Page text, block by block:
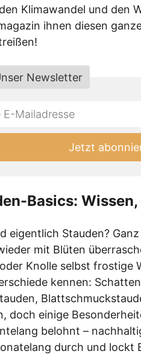
Klimawandel und den
ihnen diesen
Newsletter
Jetzt
Basics:
eigentlich Stauden?
mit Blüten
Knolle selbst frostige
kennen:
doch einige
belohnt –
durch und lockt